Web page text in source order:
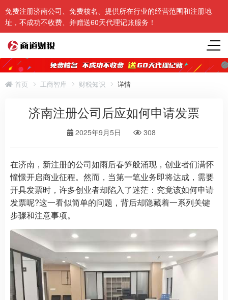
免费注册济南公司、免费核名、提供所在行业的经营范围和注册地
址，不成功不收费、并赠送60天代理记账服务！
首页 工商智库 财税知识 详情
济南注册公司后应如何申请发票
2025年9月5日 308
在济南，新注册的公司如雨后春笋般涌现，创业者们满怀
憧憬开启商业征程。然而，当第一笔业务即将达成，需要
开具发票时，许多创业者却陷入了迷茫：究竟该如何申请
发票呢?这一看似简单的问题，背后却隐藏着一系列关键
步骤和注意事项。